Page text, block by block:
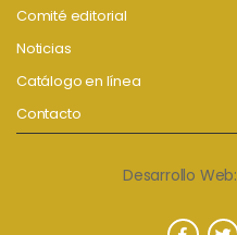
Comité editorial
Noticias
Catálogo en línea
Contacto
Desarrollo Web: